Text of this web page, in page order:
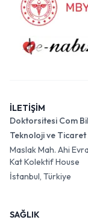
İLETİŞİM
Doktorsitesi Com
Teknoloji ve Ticaret
Maslak Mah. Ahi
Kat Kolektif House
İstanbul, Türkiye
SAĞLIK